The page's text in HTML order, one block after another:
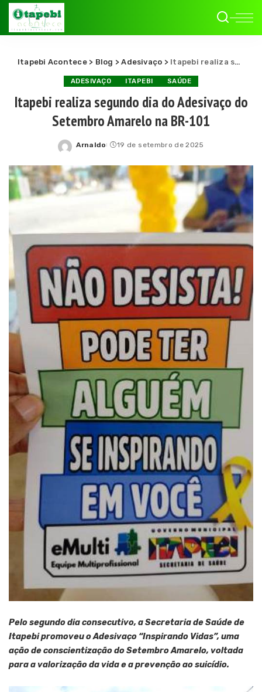
Itapebi Acontece> Blog >Adesivaço > Itapebi realiza segundo dia do Adesivaço do Setembro Amarelo na BR-101
ADESIVAÇO ITAPEBI SAÚDE
Itapebi realiza segundo dia do Adesivaço do
Setembro Amarelo na BR-101
Posted
Arnaldo 19 de setembro de 2025
Pelo segundo dia consecutivo, a Secretaria de Saúde de
Itapebi promoveu o Adesivaço “Inspirando Vidas”, uma
ação de conscientização do Setembro Amarelo, voltada
para a valorização da vida e a prevenção ao suicídio.